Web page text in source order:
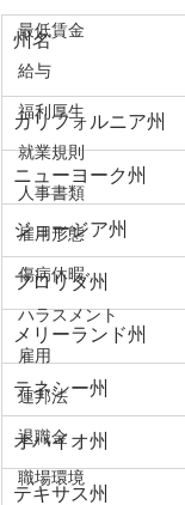
最低賃金
給与
福利厚生
就業規則
人事書類
雇用形態
傷病休暇
ハラスメント
雇用
連邦法
退職金
職場環境
州名
カリフォルニア州
ニューヨーク州
ジョージア州
フロリダ州
メリーランド州
テネシー州
オハイオ州
テキサス州